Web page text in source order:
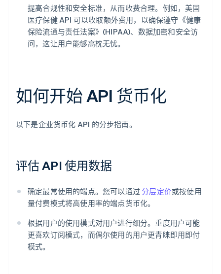
提高合规性和安全标准，从而收费合理。例如，美国
医疗保健 API 可以收取额外费用，以确保遵守《健康
保险流通与责任法案》(HIPAA)、数据加密和安全访
问，这让用户能够高枕无忧。
如何开始 API 货币化
以下是企业货币化 API 的分步指南。
评估 API 使用数据
确定最常使用的端点。您可以通过 分层定价或按使用
量付费模式将高使用率的端点货币化。
根据用户的使用模式对用户进行细分。重度用户可能
更喜欢订阅模式，而偶尔使用的用户更青睐即用即付
模式。